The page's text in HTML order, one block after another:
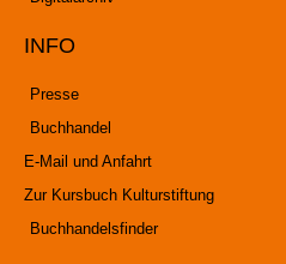
INFO
Presse
Buchhandel
E-Mail und Anfahrt
Zur Kursbuch Kulturstiftung
Buchhandelsfinder